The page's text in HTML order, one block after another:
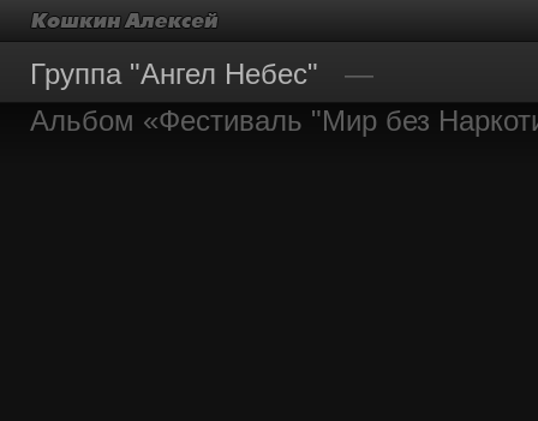
Группа "Ангел Небес"
Альбом «Фестиваль "Мир без